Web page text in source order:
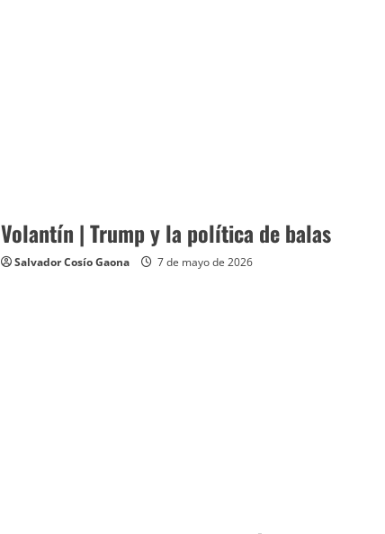
Volantín | Trump y la política de balas
Salvador Cosío Gaona 7 de mayo de 2026